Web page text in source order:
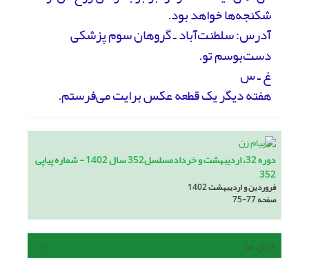
شکنجه‌ها خواهد بود.
آدرس: سلطنت‌آباد ـ گروهان سوم پزشکی
دست‌بوسم تو.
غ ـ س
هفته دیگر یک قطعه عکس برایت می‌فرستم.
دوره 32، اردیبهشت و خردادمسلسل352 سال 1402 - شماره پیاپی
352
فروردین و اردیبهشت 1402
صفحه75-77
فایل ها